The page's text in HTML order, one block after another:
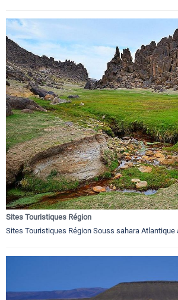
Sites Touristiques Région
Sites Touristiques Région Souss sahara Atlantique